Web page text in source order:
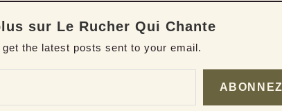
sur Le Rucher Qui Chante
the latest posts sent to your email.